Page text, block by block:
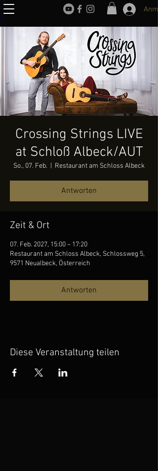
Crossing Strings LIVE
at Schloß Albeck/AUT
So., 07. Feb. Restaurant am Schloss Albeck
Antworten
Zeit & Ort
07. Feb. 2027, 15:00 – 17:20
Restaurant am Schloss Albeck, Schlossweg 5,
9571 Neualbeck, Österreich
Antworten
Diese Veranstaltung teilen